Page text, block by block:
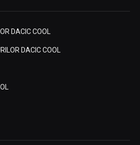
DACIC COOL
DACIC COOL